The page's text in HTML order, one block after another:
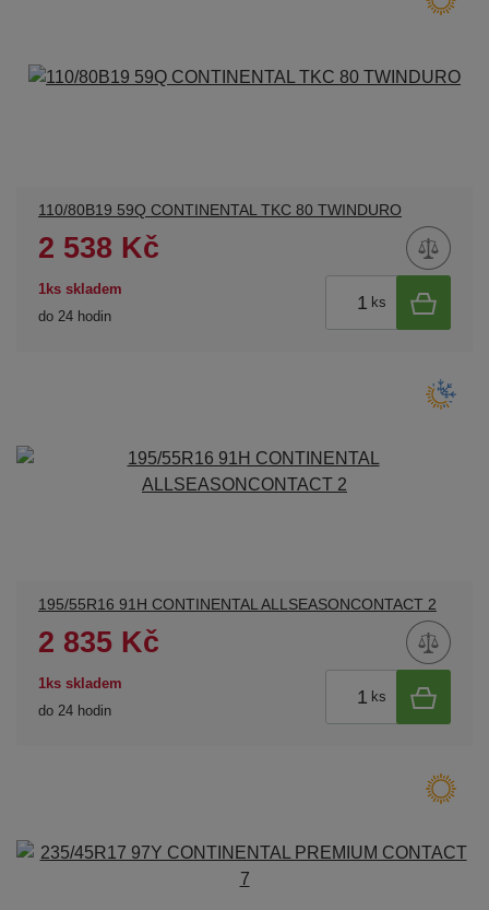
110/80B19 59Q CONTINENTAL TKC 80 TWINDURO
2 538 Kč
1ks skladem
do 24 hodin
ks
195/55R16 91H CONTINENTAL ALLSEASONCONTACT 2
2 835 Kč
1ks skladem
do 24 hodin
ks